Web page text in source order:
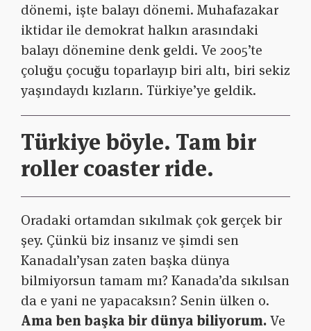
dönemi, işte balayı dönemi. Muhafazakar
iktidar ile demokrat halkın arasındaki
balayı dönemine denk geldi. Ve 2005’te
çoluğu çocuğu toparlayıp biri altı, biri sekiz
yaşındaydı kızların. Türkiye’ye geldik.
Türkiye böyle. Tam bir
roller coaster ride.
Oradaki ortamdan sıkılmak çok gerçek bir
şey. Çünkü biz insanız ve şimdi sen
Kanadalı’ysan zaten başka dünya
bilmiyorsun tamam mı? Kanada’da sıkılsan
da e yani ne yapacaksın? Senin ülken o.
Ama ben başka bir dünya biliyorum.Ve